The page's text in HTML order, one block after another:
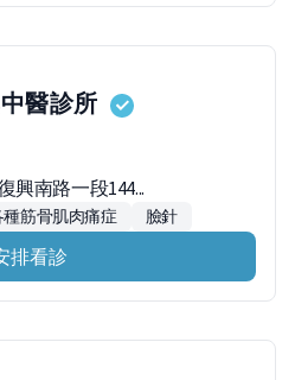
醫診所
興南路一段144...
種筋骨肌肉痛症 臉針
排看診